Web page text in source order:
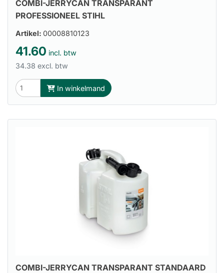
COMBI-JERRYCAN TRANSPARANT
PROFESSIONEEL STIHL
Artikel: 00008810123
41.60 incl. btw
34.38 excl. btw
In winkelmand
COMBI-JERRYCAN TRANSPARANT STANDAARD